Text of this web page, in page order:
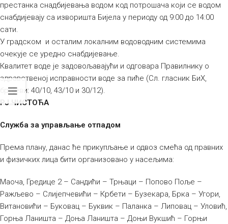
престанка снадбијевања водом код потрошача који се водом
снабдијевају са изворишта Бијела у периоду од 9:00 до 14:00
сати.
У градском и осталим локалним водоводним системима
очекује се уредно снабдијевање.
Квалитет воде је задовољавајући и одговара Правилнику о
здравственој исправности воде за пиће (Сл. гласник БиХ,
бројеви: 40/10, 43/10 и 30/12).
РЈ ЧИСТОЋА
Служба за управљање отпадом
Према плану, данас ће прикупљање и одвоз смећа од правних
и физичких лица бити организовано у насељима:
Маоча, Гредице 2 – Сандићи – Трњаци – Попово Поље –
Ражљево – Слијепчевићи – Крбети – Бузекара, Брка – Угори,
Витановићи – Буковац – Буквик – Паланка – Липовац – Уловић,
Горња Ланишта – Доња Ланишта – Доњи Вукшић – Горњи